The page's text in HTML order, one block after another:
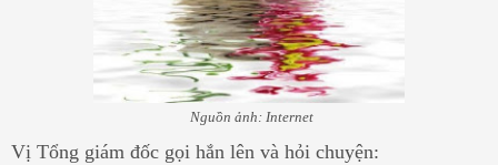
Nguồn ảnh: Internet
Vị Tổng giám đốc gọi hắn lên và hỏi chuyện: